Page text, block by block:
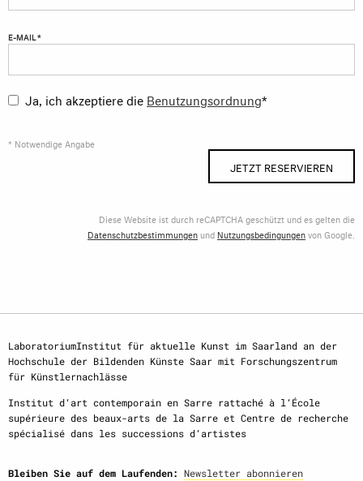
E-MAIL *
Ja, ich akzeptiere die Benutzungsordnung*
* Notwendige Angabe
JETZT RESERVIEREN
Diese Website ist durch reCAPTCHA geschützt und es gelten die
Datenschutzbestimmungen und Nutzungsbedingungenvon Google.
LaboratoriumInstitut für aktuelle Kunst im Saarland an der
Hochschule der Bildenden Künste Saar mit Forschungszentrum
für Künstlernachlässe
Institut d‘art contemporain en Sarre rattaché à l‘École
supérieure des beaux-arts de la Sarre et Centre de recherche
spécialisé dans les successions d‘artistes
Bleiben Sie auf dem Laufenden: Newsletter abonnieren